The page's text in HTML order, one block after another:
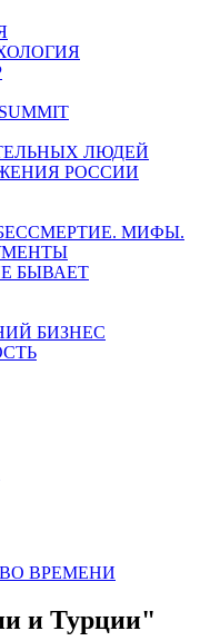
ЛЮДЕЙ
РОССИИ
МИФЫ.
БЫВАЕТ
БИЗНЕС
ВРЕМЕНИ
и Турции"